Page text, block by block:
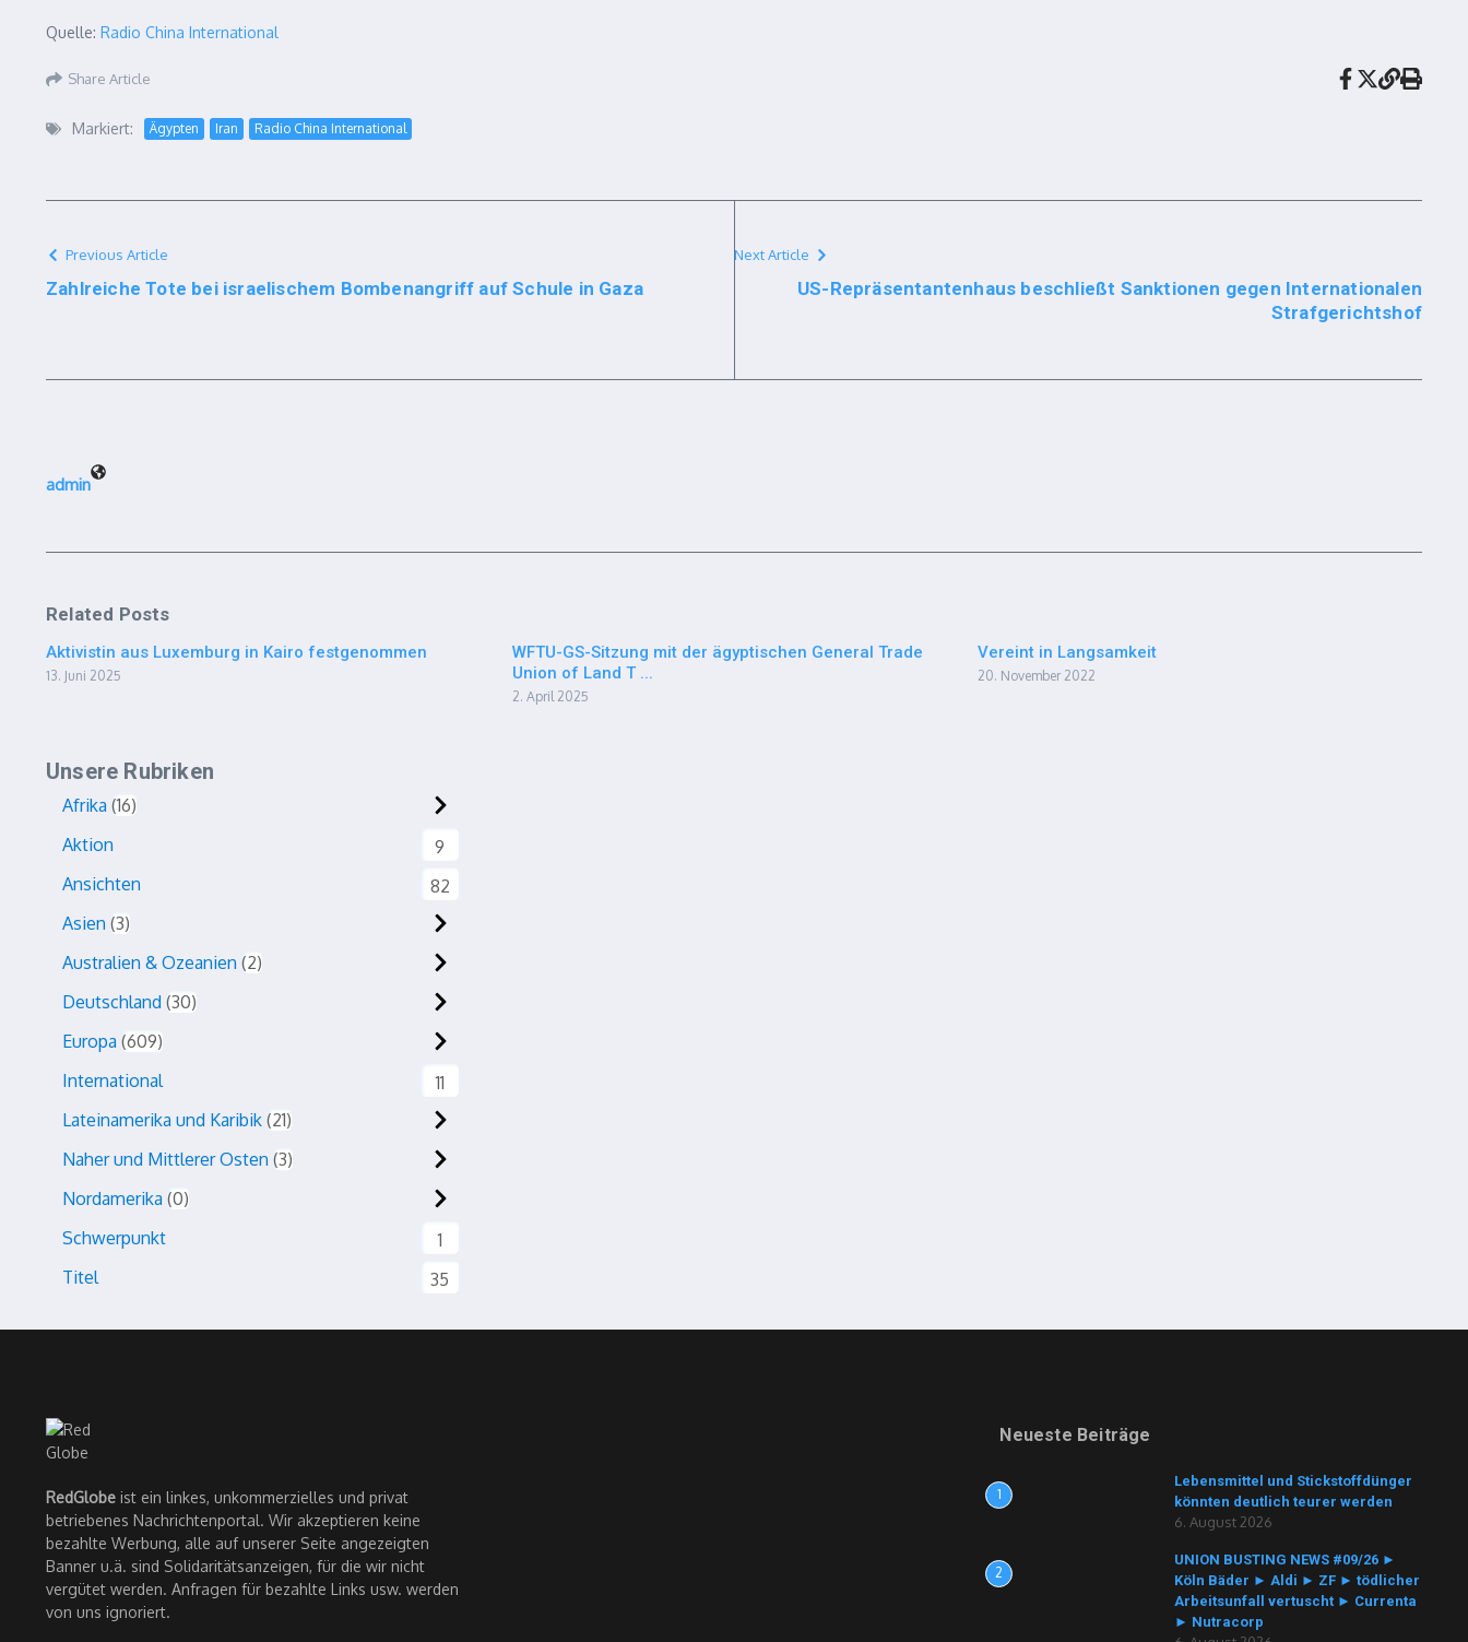
Quelle: Radio China International
Share Article
Markiert: Ägypten Iran Radio China International
Previous Article
Zahlreiche Tote bei israelischem Bombenangriff auf Schule in Gaza
Next Article
US-Repräsentantenhaus beschließt Sanktionen gegen Internationalen
Strafgerichtshof
admin
Related Posts
Aktivistin aus Luxemburg in Kairo festgenommen
13. Juni 2025
WFTU-GS-Sitzung mit der ägyptischen General Trade
Union of Land T ...
2. April 2025
Vereint in Langsamkeit
20. November 2022
Unsere Rubriken
Afrika 16
Aktion
9
Ansichten
82
Asien 3
Australien & Ozeanien 2
Deutschland 30
Europa 609
International
11
Lateinamerika und Karibik 21
Naher und Mittlerer Osten 3
Nordamerika 0
Schwerpunkt
1
Titel
35
RedGlobe ist ein linkes, unkommerzielles und privat
betriebenes Nachrichtenportal. Wir akzeptieren keine
bezahlte Werbung, alle auf unserer Seite angezeigten
Banner u.ä. sind Solidaritätsanzeigen, für die wir nicht
vergütet werden. Anfragen für bezahlte Links usw. werden
von uns ignoriert.
Neueste Beiträge
1
Lebensmittel und Stickstoffdünger
könnten deutlich teurer werden
6. August 2026
2
UNION BUSTING NEWS #09/26 ►
Köln Bäder ► Aldi ► ZF ► tödlicher
Arbeitsunfall vertuscht ► Currenta
► Nutracorp